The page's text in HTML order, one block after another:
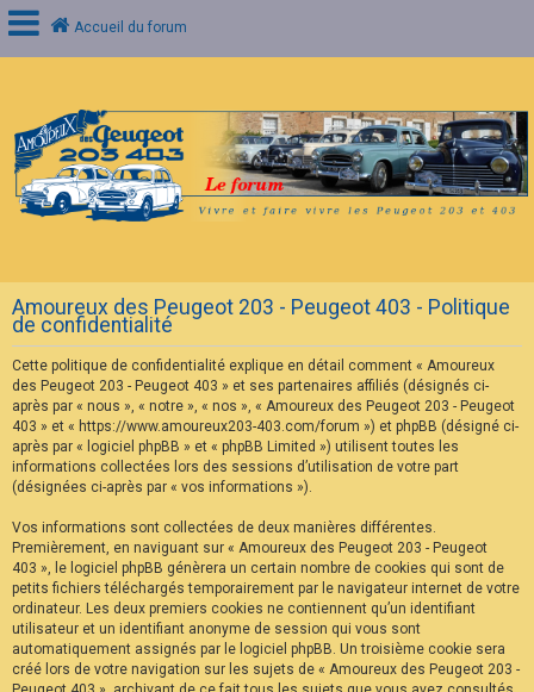
o
n
n
e
x
I
n
s
c
r
i
p
t
i
o
n
F
A
Q
Accueil du forum
Amoureux des Peugeot 203 - Peugeot 403 - Politique
de confidentialité
Cette politique de confidentialité explique en détail comment « Amoureux
des Peugeot 203 - Peugeot 403 » et ses partenaires affiliés (désignés ci-
après par « nous », « notre », « nos », « Amoureux des Peugeot 203 - Peugeot
403 » et « https://www.amoureux203-403.com/forum ») et phpBB (désigné ci-
après par « logiciel phpBB » et « phpBB Limited ») utilisent toutes les
informations collectées lors des sessions d’utilisation de votre part
(désignées ci-après par « vos informations »).
Vos informations sont collectées de deux manières différentes.
Premièrement, en naviguant sur « Amoureux des Peugeot 203 - Peugeot
403 », le logiciel phpBB génèrera un certain nombre de cookies qui sont de
petits fichiers téléchargés temporairement par le navigateur internet de votre
ordinateur. Les deux premiers cookies ne contiennent qu’un identifiant
utilisateur et un identifiant anonyme de session qui vous sont
automatiquement assignés par le logiciel phpBB. Un troisième cookie sera
créé lors de votre navigation sur les sujets de « Amoureux des Peugeot 203 -